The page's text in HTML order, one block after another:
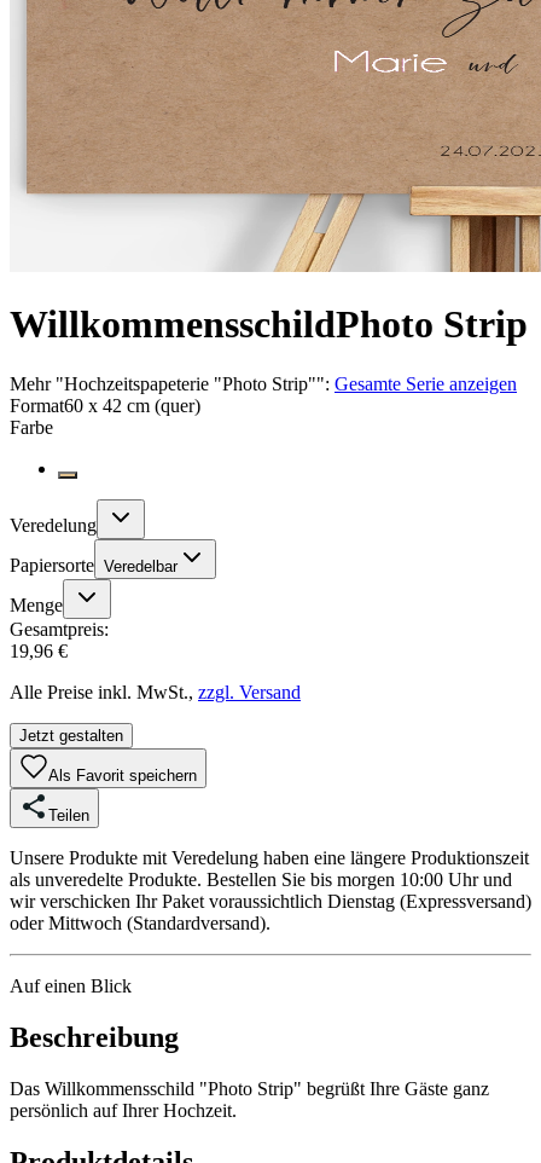
WillkommensschildPhoto Strip
Mehr"Hochzeitspapeterie "Photo Strip"": Gesamte Serie anzeigen
Format60 x 42 cm (quer)
Farbe
Veredelung
Papiersorte Veredelbar
Menge
Gesamtpreis:
19,96 €
Alle Preise inkl. MwSt., zzgl. Versand
Jetzt gestalten
Als Favorit speichern
Teilen
Unsere Produkte mit Veredelung haben eine längere Produktionszeit
als unveredelte Produkte. Bestellen Sie bis morgen 10:00 Uhr und
wir verschicken Ihr Paket voraussichtlich Dienstag (Expressversand)
oder Mittwoch (Standardversand).
Auf einen Blick
Beschreibung
Das Willkommensschild "Photo Strip" begrüßt Ihre Gäste ganz
persönlich auf Ihrer Hochzeit.